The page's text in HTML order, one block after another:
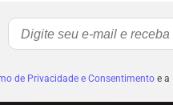
de Privacidade e Consentimentoe a